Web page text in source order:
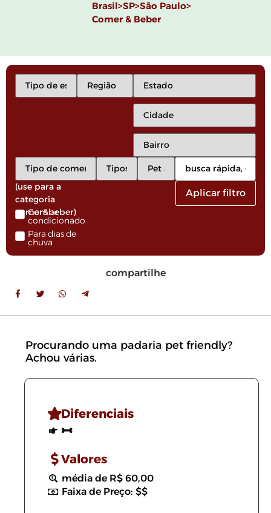
Brasil>SP>São Paulo>
Comer & Beber
(use para a
categoria
comer&beber)
Com ar
condicionado
Para dias de
chuva
Aplicar filtro
compartilhe
Procurando uma padaria pet friendly?
Achou várias.
Diferenciais
Valores
média de R$ 60,00
Faixa de Preço: $$